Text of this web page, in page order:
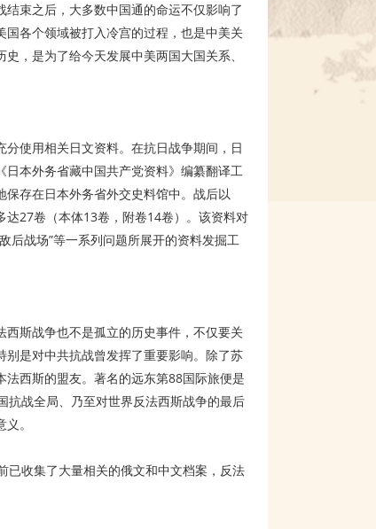
束之后，大多数中国通的命运不仅影响了
各个领域被打入冷宫的过程，也是中美关
，是为了给今天发展中美两国大国关系、
使用相关日文资料。在抗日战争期间，日
本外务省藏中国共产党资料》编纂翻译工
存在日本外务省外交史料馆中。战后以
27卷（本体13卷，附卷14卷）。该资料对
后战场”等一系列问题所展开的资料发掘工
斯战争也不是孤立的历史事件，不仅要关
是对中共抗战曾发挥了重要影响。除了苏
西斯的盟友。著名的远东第88国际旅便是
抗战全局、乃至对世界反法西斯战争的最后
。
已收集了大量相关的俄文和中文档案，反法